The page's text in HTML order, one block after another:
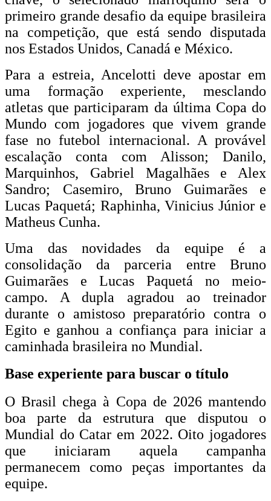
primeiro grande desafio da equipe brasileira
na competição, que está sendo disputada
nos Estados Unidos, Canadá e México.
Para a estreia, Ancelotti deve apostar em
uma formação experiente, mesclando
atletas que participaram da última Copa do
Mundo com jogadores que vivem grande
fase no futebol internacional. A provável
escalação conta com Alisson; Danilo,
Marquinhos, Gabriel Magalhães e Alex
Sandro; Casemiro, Bruno Guimarães e
Lucas Paquetá; Raphinha, Vinicius Júnior e
Matheus Cunha.
Uma das novidades da equipe é a
consolidação da parceria entre Bruno
Guimarães e Lucas Paquetá no meio-
campo. A dupla agradou ao treinador
durante o amistoso preparatório contra o
Egito e ganhou a confiança para iniciar a
caminhada brasileira no Mundial.
Base experiente para buscar o título
O Brasil chega à Copa de 2026 mantendo
boa parte da estrutura que disputou o
Mundial do Catar em 2022. Oito jogadores
que iniciaram aquela campanha
permanecem como peças importantes da
equipe.